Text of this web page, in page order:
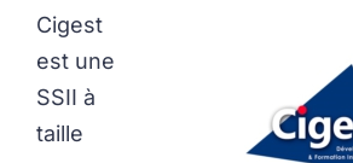
Cigest
est une
SSII à
taille